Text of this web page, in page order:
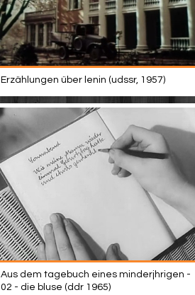
Erzählungen über lenin (udssr, 1957)
Aus dem tagebuch eines minderjhrigen -
02 - die bluse (ddr 1965)